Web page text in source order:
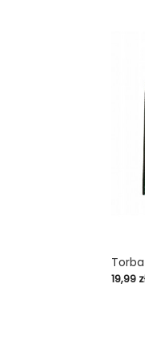
Torba
Cena
19,99